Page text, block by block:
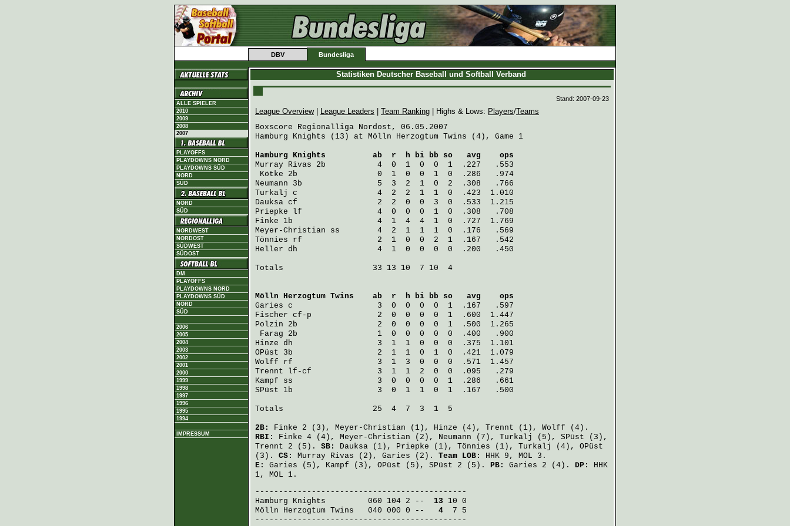
DBV Bundesliga
ALLE SPIELER
2010
2009
2008
2007
PLAYOFFS
PLAYDOWNS NORD
PLAYDOWNS SÜD
NORD
SÜD
NORD
SÜD
NORDWEST
NORDOST
SÜDWEST
SÜDOST
DM
PLAYOFFS
PLAYDOWNS NORD
PLAYDOWNS SÜD
NORD
SÜD
2006
2005
2004
2003
2002
2001
2000
1999
1998
1997
1996
1995
1994
IMPRESSUM
Statistiken Deutscher Baseball und Softball Verband
Stand: 2007-09-23
League Overview| League Leaders Team Ranking | Highs & Lows: Players/Teams
Boxscore Regionalliga Nordost, 06.05.2007
Hamburg Knights (13) at Mölln Herzogtum Twins (4), Game 1
Hamburg Knights
          ab  r  h bi bb so   avg    ops
Murray Rivas 2b           4  0  1  0  0  1  .227   .553
Kötke 2b                 0  1  0  0  1  0  .286   .974
Neumann 3b                5  3  2  1  0  2  .308   .766
Turkalj
c                 4  2  2  1  1  0  .423  1.010
Dauksa cf                 2  2  0  0  3  0  .533  1.215
Priepke lf                4  0  0  0  1  0  .308   .708
Finke 1b                  4  1  4  4  1  0  .727  1.769
Meyer-Christian ss        4  2  1  1  1  0  .176   .569
Tönnies rf                2  1  0  0  2  1  .167   .542
Heller dh                 4  1  0  0  0  0  .200   .450
Totals                   33 13 10  7 10  4
Mölln Herzogtum Twins
    ab  r  h bi bb so   avg    ops
Garies c                  3  0  0  0  0  1  .167   .597
Fischer cf-p              2  0  0  0  0  1  .600  1.447
Polzin 2b                 2  0  0  0  0  1  .500  1.265
Farag 2b                 1  0  0  0  0  0  .400   .900
Hinze dh                  3  1  1  0  0  0  .375  1.101
OPüst 3b                  2  1  1  0  1  0  .421  1.079
Wolff rf                  3  1  3  0  0  0  .571  1.457
Trennt lf-cf              3  1  1  2  0  0  .095   .279
Kampf ss                  3  0  0  0  0  1  .286   .661
SPüst 1b                  3  0  1  1  0  1  .167   .500
Totals                   25  4  7  3  1  5
2B: Finke 2 (3), Meyer-Christian (1), Hinze (4), Trennt (1), Wolff (4).
RBI: Finke 4 (4), Meyer-Christian (2), Neumann (7), Turkalj (5), SPüst (3),
Trennt 2 (5). SB: Dauksa (1), Priepke (1), Tönnies (1), Turkalj (4), OPüst
(3). CS: Murray Rivas (2), Garies (2). Team LOB:
HHK 9, MOL 3.
E: Garies (5), Kampf (3), OPüst (5), SPüst 2 (5). PB: Garies 2 (4). DP:
HHK
1, MOL 1.
Hamburg Knights
         060 104 2 --
13
Mölln Herzogtum Twins
   040 000 0 --
  4
  7 5
---------------------------------------------